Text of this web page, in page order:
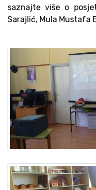
saznajte više o
Sarajlić, Mula Mustafa